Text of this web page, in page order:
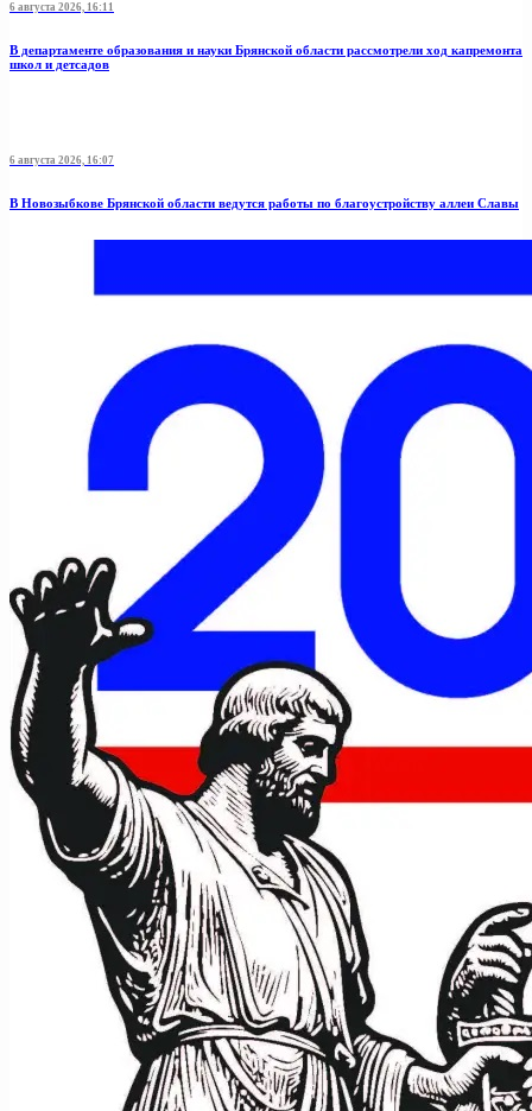
6 августа 2026, 16:11
В департаменте образования и науки Брянской области рассмотрели ход капремонта
школ и детсадов
6 августа 2026, 16:07
В Новозыбкове Брянской области ведутся работы по благоустройству аллеи Славы